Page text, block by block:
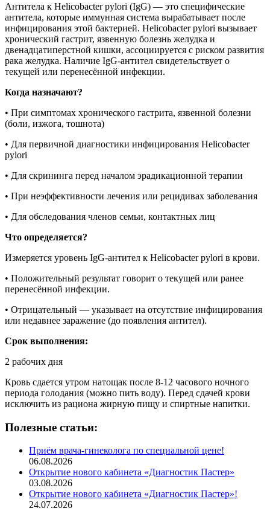
Антитела к Helicobacter pylori (IgG) — это специфические
антитела, которые иммунная система вырабатывает после
инфицирования этой бактерией. Helicobacter pylori вызывает
хронический гастрит, язвенную болезнь желудка и
двенадцатиперстной кишки, ассоциируется с риском развития
рака желудка. Наличие IgG-антител свидетельствует о
текущей или перенесённой инфекции.
Когда назначают?
• При симптомах хронического гастрита, язвенной болезни
(боли, изжога, тошнота)
• Для первичной диагностики инфицирования Helicobacter
pylori
• Для скрининга перед началом эрадикационной терапии
• При неэффективности лечения или рецидивах заболевания
• Для обследования членов семьи, контактных лиц
Что определяется?
Измеряется уровень IgG-антител к Helicobacter pylori в крови.
• Положительный результат говорит о текущей или ранее
перенесённой инфекции.
• Отрицательный — указывает на отсутствие инфицирования
или недавнее заражение (до появления антител).
Срок выполнения:
2 рабочих дня
Кровь сдается утром натощак после 8-12 часового ночного
периода голодания (можно пить воду). Перед сдачей крови
исключить из рациона жирную пищу и спиртные напитки.
Полезные статьи:
Приём врача-гинеколога по специальной цене!
06.08.2026
Открытие нового кабинета «Диагностик Пастер»
03.08.2026
Открытие нового кабинета «Диагностик Пастер»!
24.07.2026